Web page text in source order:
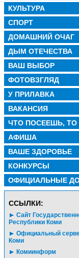
КУЛЬТУРА
СПОРТ
ДОМАШНИЙ ОЧАГ
ДЫМ ОТЕЧЕСТВА
ВАШ ВЫБОР
ФОТОВЗГЛЯД
У ПРИЛАВКА
ВАКАНСИЯ
ЧТО ПОСЕЕШЬ,
АФИША
ВАШЕ ЗДОРОВЬЕ
КОНКУРСЫ
ОФИЦИАЛЬНЫЕ
CСЫЛКИ:
Сайт
Республики Коми
Официальный
Коми
Комиинформ